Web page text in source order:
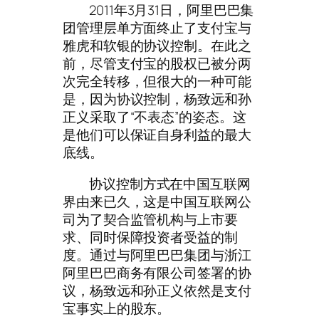
2011年3月31日，阿里巴巴集
团管理层单方面终止了支付宝与
雅虎和软银的协议控制。在此之
前，尽管支付宝的股权已被分两
次完全转移，但很大的一种可能
是，因为协议控制，杨致远和孙
正义采取了“不表态”的姿态。这
是他们可以保证自身利益的最大
底线。
协议控制方式在中国互联网
界由来已久，这是中国互联网公
司为了契合监管机构与上市要
求、同时保障投资者受益的制
度。通过与阿里巴巴集团与浙江
阿里巴巴商务有限公司签署的协
议，杨致远和孙正义依然是支付
宝事实上的股东。